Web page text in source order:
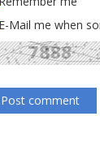
E-Mail me when